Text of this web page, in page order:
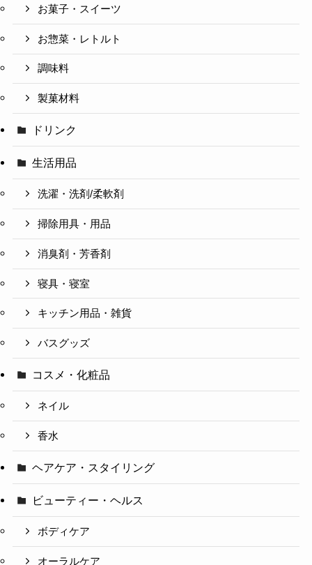
お菓子・スイーツ
お惣菜・レトルト
調味料
製菓材料
ドリンク
生活用品
洗濯・洗剤/柔軟剤
掃除用具・用品
消臭剤・芳香剤
寝具・寝室
キッチン用品・雑貨
バスグッズ
コスメ・化粧品
ネイル
香水
ヘアケア・スタイリング
ビューティー・ヘルス
ボディケア
オーラルケア